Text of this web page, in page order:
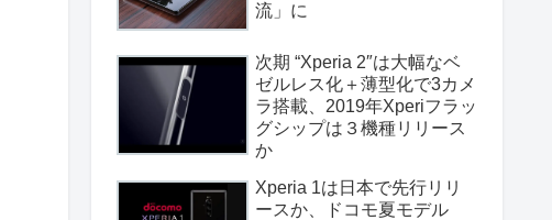
流」に
次期 “Xperia 2″は大幅なベ
ゼルレス化＋薄型化で3カメ
ラ搭載、2019年Xperiフラッ
グシップは３機種リリース
か
Xperia 1は日本で先行リリ
ースか、ドコモ夏モデル